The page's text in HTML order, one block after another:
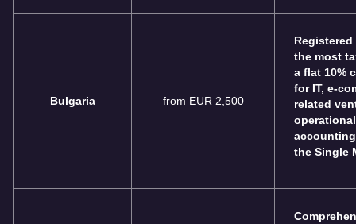
Bulgaria from EUR 2,500
the most
a flat 10%
for IT, e-
related
the Single